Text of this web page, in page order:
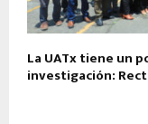
La UATx tiene un
investigación: